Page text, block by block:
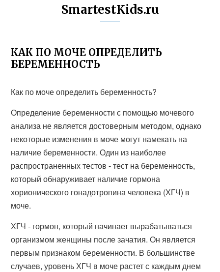
SmartestKids.ru
КАК ПО МОЧЕ ОПРЕДЕЛИТЬ
БЕРЕМЕННОСТЬ
Как по моче определить беременность?
Определение беременности с помощью мочевого
анализа не является достоверным методом, однако
некоторые изменения в моче могут намекать на
наличие беременности. Один из наиболее
распространенных тестов - тест на беременность,
который обнаруживает наличие гормона
хорионического гонадотропина человека (ХГЧ) в
моче.
ХГЧ - гормон, который начинает вырабатываться
организмом женщины после зачатия. Он является
первым признаком беременности. В большинстве
случаев, уровень ХГЧ в моче растет с каждым днем